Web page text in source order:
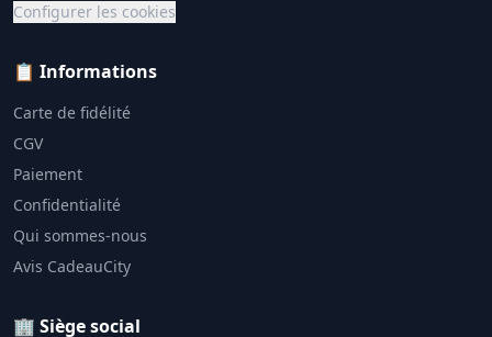
Configurer les cookies
📋 Informations
Carte de fidélité
CGV
Paiement
Confidentialité
Qui sommes-nous
Avis CadeauCity
🏢 Siège social